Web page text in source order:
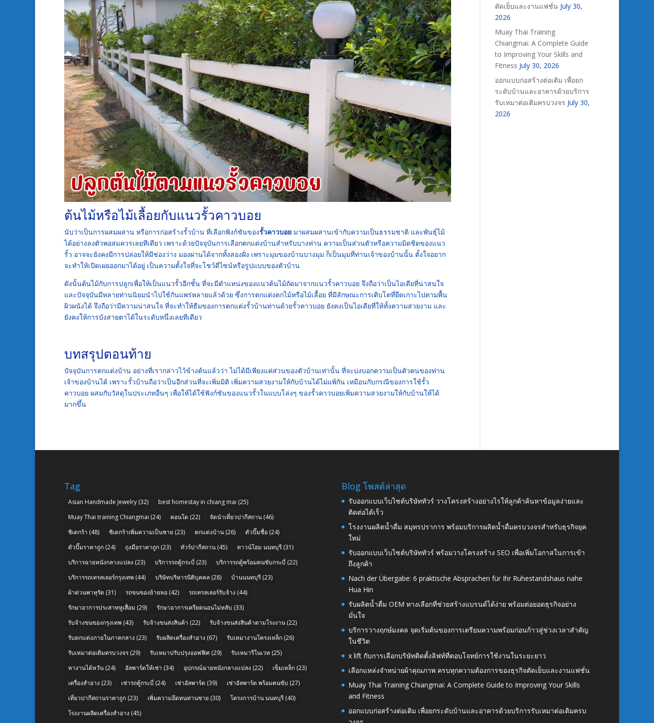
ต้นไม้หรือไม้เลื้อยกับแนวรั้วคาวบอย
นับว่าเป็นการผสมผสาน หรือการก่อสร้างรั้วบ้าน ที่เลือกฟังก์ชันของรั้วคาวบอย มาผสมผสานเข้ากับความเป็นธรรมชาติ และพันธุ์ไม้
ได้อย่างลงตัวพอสมควรเลยทีเดียว เพราะด้วยปัจจุบันการเลือกตกแต่งบ้านสำหรับบางท่าน ความเป็นส่วนตัวหรือความมิดชิดของแนว
รั้ว อาจจะยังคงมีการปล่อยให้มีช่องว่าง มองผ่านได้จากทั้งสองฝั่ง เพราะมุมของบ้านบางมุม ก็เป็นมุมที่ท่านเจ้าของบ้านนั้น ตั้งใจอยาก
จะทำให้เปิดเผยออกมาได้อยู่ เป็นความตั้งใจที่จะโชว์ดีไซน์หรือรูปแบบของตัวบ้าน
ดังนั้นต้นไม้กับการปลูกเพื่อให้เป็นแนวรั้วอีกชั้น ที่จะมีตำแหน่งของแนวต้นไม้ถัดมาจากแนวรั้วคาวบอย จึงถือว่าเป็นไอเดียที่น่าสนใจ
และปัจจุบันมีหลายท่านนิยมนำไปใช้กันแพร่หลายแล้วด้วย ซึ่งการตกแต่งตกไม้หรือไม้เลื้อย ที่มีลักษณะการเติบโตที่ยึดเกาะไปตามพื้น
ผิวผนังได้ จึงถือว่ามีความน่าสนใจ ที่จะทำให้ธีมของการตกแต่งรั้วบ้านท่านด้วยรั้วคาวบอย ยังคงเป็นไอเดียที่ให้ทั้งความสวยงาม และ
ยังคงให้การบังสายตาได้ในระดับหนึ่งเลยทีเดียว
บทสรุปตอนท้าย
ปัจจุบันการตกแต่งบ้าน อย่างที่เรากล่าวไว้ข้างต้นแล้วว่า ไม่ได้มีเพียงแค่ส่วนของตัวบ้านเท่านั้น ที่จะบ่งบอกความเป็นตัวตนของท่าน
เจ้าของบ้านได้ เพราะรั้วบ้านถือว่าเป็นอีกส่วนที่จะเพิ่มมิติ เพิ่มความสวยงามให้กับบ้านได้ไม่แพ้กัน เหมือนกับกรณีของการใช้รั้ว
คาวบอย ผสมกับวัสดุในประเภทอื่นๆ เพื่อให้ได้ใช้ฟังก์ชันของแนวรั้วในแบบโล่งๆ ของรั้วคาวบอยเพิ่มความสวยงามให้กับบ้านให้ได้
มากขึ้น
ตัดเย็บและงานแฟชั่น July 30,
2026
Muay Thai Training
Chiangmai: A Complete Guide
to Improving Your Skills and
Fitness July 30, 2026
ออกแบบก่อสร้างต่อเติม เพื่อยก
ระดับบ้านและอาคารด้วยบริการ
รับเหมาต่อเติมครบวงจร July 30,
2026
Tag
Asian Handmade Jewelry (32) best homestay in chiang mai (25)
Muay Thai training Chiangmai (24) คอนโด (22) จัดนำเที่ยวปากีสถาน (46)
ซิเดกร้า (48) ซิเดกร้าเพิ่มความเป็นชาย (23) ตกแต่งบ้าน (26) ตัวปั๊มชื่อ (24)
ตัวปั๊มราคาถูก (24) ถุงมือราคาถูก (23) ทัวร์ปากีสถาน (45) ทาวน์โฮม นนทบุรี (31)
บริการฉายหนังกลางแปลง (23) บริการรถตู้กระบี่ (23) บริการรถตู้พร้อมคนขับกระบี่ (22)
บริการรถเทรลเลอร์กรุงเทพ (44) บริษัทบริหารนิติบุคคล (28) บ้านนนทบุรี (23)
ผ้าต่วนพาหุรัด (31) รถขนของย้ายหอ (42) รถเทรลเลอร์รับจ้าง (44)
รักษาอาการประสาทหูเสื่อม (29) รักษาอาการเครียดนอนไม่หลับ (33)
รับจ้างขนของกรุงเทพ (43) รับจ้างขนส่งสินค้า (22) รับจ้างขนส่งสินค้าตามโรงงาน (22)
รับตกแต่งภายในภาคกลาง (23) รับผลิตเครื่องสำอาง (67) รับเหมางานโครงเหล็ก (26)
รับเหมาต่อเติมครบวงจร (29) รับเหมาปรับปรุงออฟฟิศ (29) รับเหมารีโนเวท (25)
หางานไต้หวัน (24) อัลพาร์ดให้เช่า (34) อุปกรณ์ฉายหนังกลางแปลง (22) เข็มเหล็ก (23)
เครื่องสำอาง (23) เช่ารถตู้กระบี่ (24) เช่าอัลพาร์ด (39) เช่าอัลพาร์ด พร้อมคนขับ (27)
เที่ยวปากีสถานราคาถูก (23) เพิ่มความอึดทนท่านชาย (30) โครงการบ้าน นนทบุรี (40)
โรงงานผลิตเครื่องสำอาง (45)
Blog โพสต์ล่าสุด
รับออกแบบเว็บไซต์บริษัททัวร์ วางโครงสร้างอย่างไรให้ลูกค้าค้นหาข้อมูลง่ายและ
ติดต่อได้เร็ว
โรงงานผลิตน้ำดื่ม สมุทรปราการ พร้อมบริการผลิตน้ำดื่มครบวงจรสำหรับธุรกิจยุค
ใหม่
รับออกแบบเว็บไซต์บริษัททัวร์ พร้อมวางโครงสร้าง SEO เพื่อเพิ่มโอกาสในการเข้า
ถึงลูกค้า
Nach der Übergabe: 6 praktische Absprachen für Ihr Ruhestandshaus nahe
Hua Hin
รับผลิตน้ำดื่ม OEM ทางเลือกที่ช่วยสร้างแบรนด์ได้ง่าย พร้อมต่อยอดธุรกิจอย่าง
มั่นใจ
บริการวางฤกษ์มงคล จุดเริ่มต้นของการเตรียมความพร้อมก่อนก้าวสู่ช่วงเวลาสำคัญ
ในชีวิต
x lift กับการเลือกบริษัทติดตั้งลิฟท์ที่ตอบโจทย์การใช้งานในระยะยาว
เลือกแหล่งจำหน่ายผ้าคุณภาพ ครบทุกความต้องการของธุรกิจตัดเย็บและงานแฟชั่น
Muay Thai Training Chiangmai: A Complete Guide to Improving Your Skills
and Fitness
ออกแบบก่อสร้างต่อเติม เพื่อยกระดับบ้านและอาคารด้วยบริการรับเหมาต่อเติมครบ